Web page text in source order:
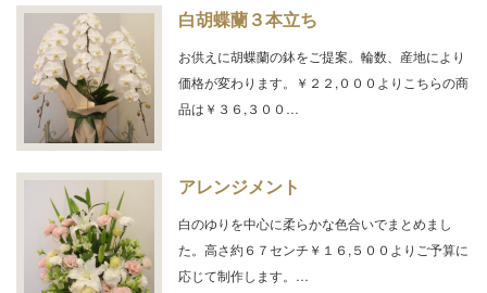
白胡蝶蘭３本立ち
お供えに胡蝶蘭の鉢をご提案。輪数、産地により
価格が変わります。￥２２,０００よりこちらの商
品は￥３６,３００…
アレンジメント
白のゆりを中心に柔らかな色合いでまとめまし
た。高さ約６７センチ￥１６,５００よりご予算に
応じて制作します。…